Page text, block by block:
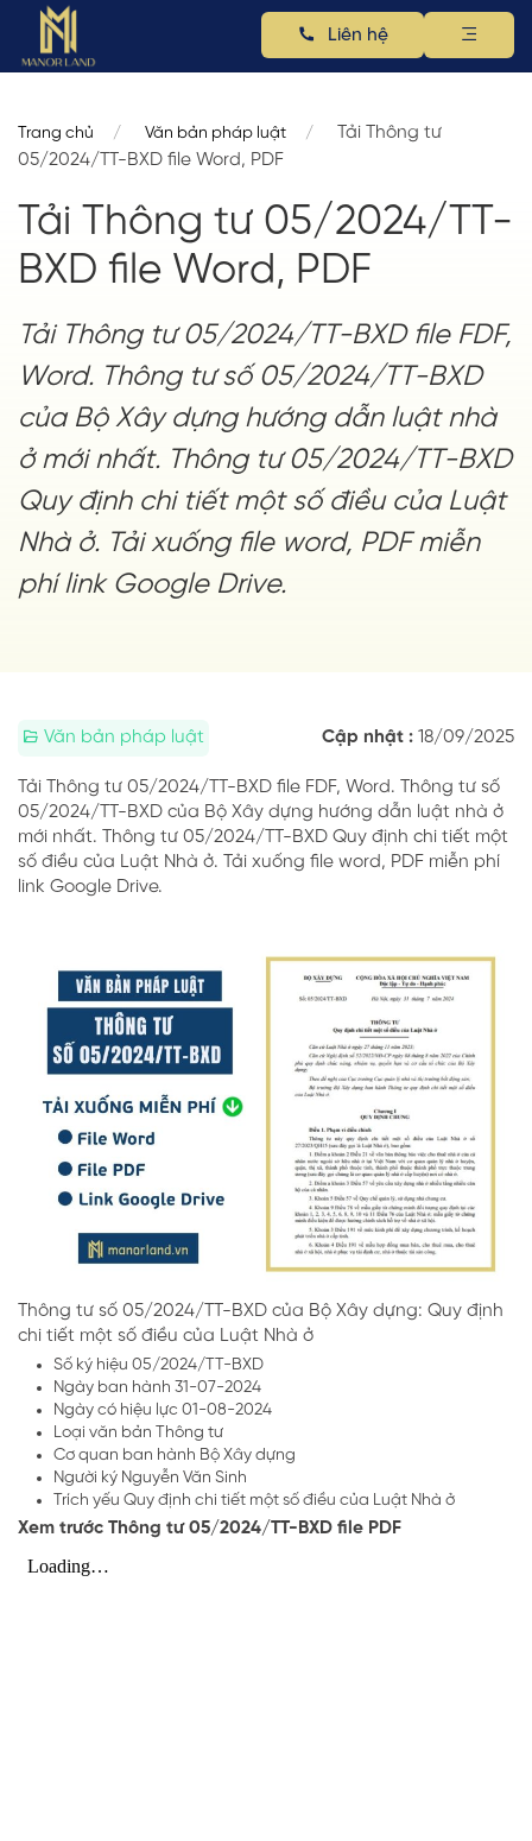
Liên hệ
Trang chủ Văn bản pháp luật
Tải Thông tư
05/2024/TT-BXD file Word, PDF
Tải Thông tư 05/2024/TT-
BXD file Word, PDF
Tải Thông tư 05/2024/TT-BXD file FDF,
Word. Thông tư số 05/2024/TT-BXD
của Bộ Xây dựng hướng dẫn luật nhà
ở mới nhất. Thông tư 05/2024/TT-BXD
Quy định chi tiết một số điều của Luật
Nhà ở. Tải xuống file word, PDF miễn
phí link Google Drive.
Văn bản pháp luật Cập nhật : 18/09/2025
Tải Thông tư 05/2024/TT-BXD file FDF, Word. Thông tư số
05/2024/TT-BXD của Bộ Xây dựng hướng dẫn luật nhà ở
mới nhất. Thông tư 05/2024/TT-BXD Quy định chi tiết một
số điều của Luật Nhà ở. Tải xuống file word, PDF miễn phí
link Google Drive.
Thông tư số 05/2024/TT-BXD của Bộ Xây dựng: Quy định
chi tiết một số điều của Luật Nhà ở
Số ký hiệu 05/2024/TT-BXD
Ngày ban hành 31-07-2024
Ngày có hiệu lực 01-08-2024
Loại văn bản Thông tư
Cơ quan ban hành Bộ Xây dựng
Người ký Nguyễn Văn Sinh
Trích yếu Quy định chi tiết một số điều của Luật Nhà ở
Xem trước Thông tư 05/2024/TT-BXD file PDF